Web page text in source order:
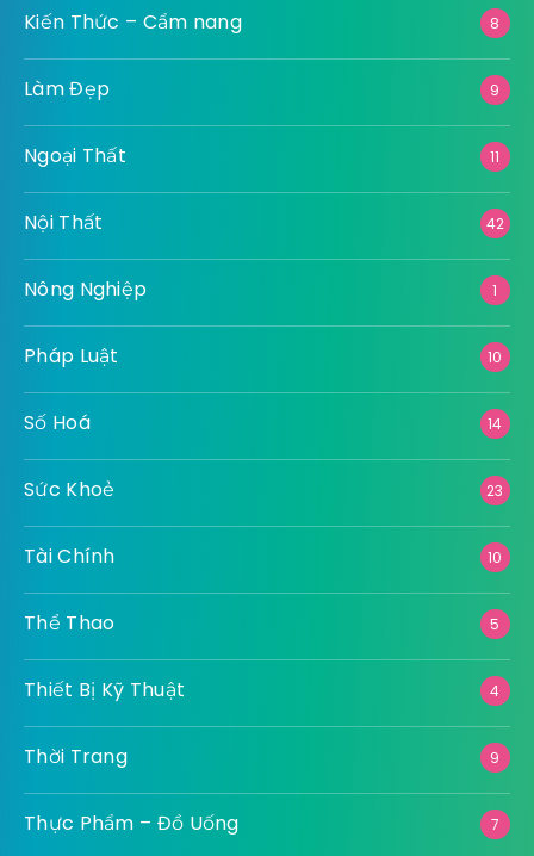
Kiến Thức – Cẩm nang 8
Làm Đẹp 9
Ngoại Thất 11
Nội Thất 42
Nông Nghiệp 1
Pháp Luật 10
Số Hoá 14
Sức Khoẻ 23
Tài Chính 10
Thể Thao 5
Thiết Bị Kỹ Thuật 4
Thời Trang 9
Thực Phẩm – Đồ Uống 7